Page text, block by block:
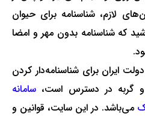
لازم، شناسنامه برای حیوان
که شناسنامه بدون مهر و امضا
ایران برای شناسنامه‌دار کردن
گربه در دسترس است، سامانه
می‌باشد. در این سایت، قوانین و